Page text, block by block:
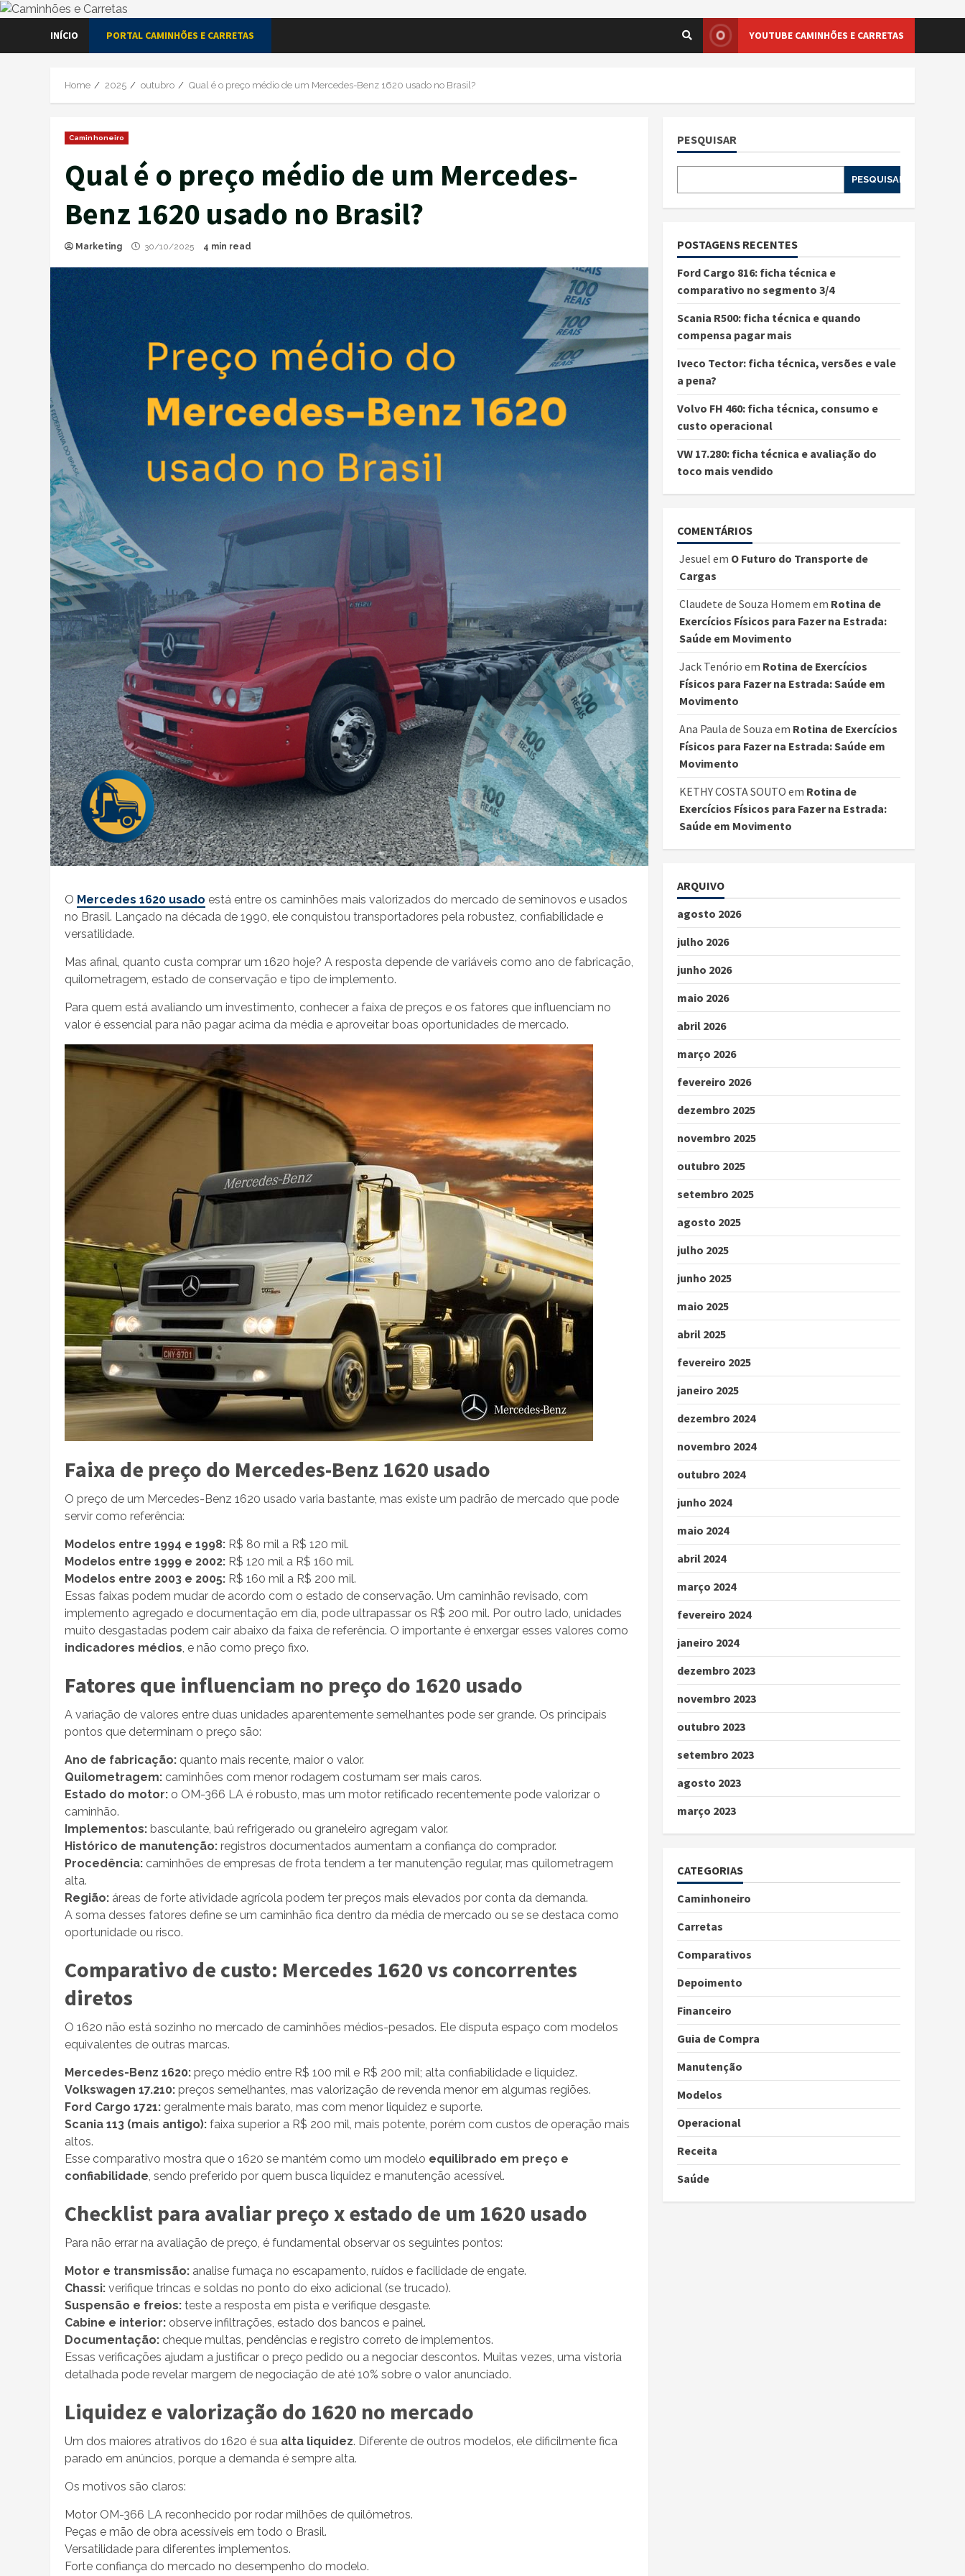
INÍCIO PORTAL CAMINHÕES E CARRETAS YOUTUBE CAMINHÕES E CARRETAS
Home 2025 outubro Qual é o preço médio de um Mercedes-Benz 1620 usado no Brasil?
Caminhoneiro
Qual é o preço médio de um Mercedes-
Benz 1620 usado no Brasil?
Marketing 30/10/2025 4 min read
O Mercedes 1620 usado está entre os caminhões mais valorizados do mercado de seminovos e usados
no Brasil. Lançado na década de 1990, ele conquistou transportadores pela robustez, confiabilidade e
versatilidade.
Mas afinal, quanto custa comprar um 1620 hoje? A resposta depende de variáveis como ano de fabricação,
quilometragem, estado de conservação e tipo de implemento.
Para quem está avaliando um investimento, conhecer a faixa de preços e os fatores que influenciam no
valor é essencial para não pagar acima da média e aproveitar boas oportunidades de mercado.
Faixa de preço do Mercedes-Benz 1620 usado
O preço de um Mercedes-Benz 1620 usado varia bastante, mas existe um padrão de mercado que pode
servir como referência:
Modelos entre 1994 e 1998: R$ 80 mil a R$ 120 mil.
Modelos entre 1999 e 2002: R$ 120 mil a R$ 160 mil.
Modelos entre 2003 e 2005: R$ 160 mil a R$ 200 mil.
Essas faixas podem mudar de acordo com o estado de conservação. Um caminhão revisado, com
implemento agregado e documentação em dia, pode ultrapassar os R$ 200 mil. Por outro lado, unidades
muito desgastadas podem cair abaixo da faixa de referência. O importante é enxergar esses valores como
indicadores médios , e não como preço fixo.
Fatores que influenciam no preço do 1620 usado
A variação de valores entre duas unidades aparentemente semelhantes pode ser grande. Os principais
pontos que determinam o preço são:
Ano de fabricação: quanto mais recente, maior o valor.
Quilometragem: caminhões com menor rodagem costumam ser mais caros.
Estado do motor: o OM-366 LA é robusto, mas um motor retificado recentemente pode valorizar o
caminhão.
Implementos: basculante, baú refrigerado ou graneleiro agregam valor.
Histórico de manutenção: registros documentados aumentam a confiança do comprador.
Procedência: caminhões de empresas de frota tendem a ter manutenção regular, mas quilometragem
alta.
Região: áreas de forte atividade agrícola podem ter preços mais elevados por conta da demanda.
A soma desses fatores define se um caminhão fica dentro da média de mercado ou se se destaca como
oportunidade ou risco.
Comparativo de custo: Mercedes 1620 vs concorrentes
diretos
O 1620 não está sozinho no mercado de caminhões médios-pesados. Ele disputa espaço com modelos
equivalentes de outras marcas.
Mercedes-Benz 1620: preço médio entre R$ 100 mil e R$ 200 mil; alta confiabilidade e liquidez.
Volkswagen 17.210: preços semelhantes, mas valorização de revenda menor em algumas regiões.
Ford Cargo 1721: geralmente mais barato, mas com menor liquidez e suporte.
Scania 113 (mais antigo): faixa superior a R$ 200 mil, mais potente, porém com custos de operação mais
altos.
Esse comparativo mostra que o 1620 se mantém como um modelo equilibrado em preço e
confiabilidade , sendo preferido por quem busca liquidez e manutenção acessível.
Checklist para avaliar preço x estado de um 1620 usado
Para não errar na avaliação de preço, é fundamental observar os seguintes pontos:
Motor e transmissão: analise fumaça no escapamento, ruídos e facilidade de engate.
Chassi: verifique trincas e soldas no ponto do eixo adicional (se trucado).
Suspensão e freios: teste a resposta em pista e verifique desgaste.
Cabine e interior: observe infiltrações, estado dos bancos e painel.
Documentação: cheque multas, pendências e registro correto de implementos.
Essas verificações ajudam a justificar o preço pedido ou a negociar descontos. Muitas vezes, uma vistoria
detalhada pode revelar margem de negociação de até 10% sobre o valor anunciado.
Liquidez e valorização do 1620 no mercado
Um dos maiores atrativos do 1620 é sua alta liquidez. Diferente de outros modelos, ele dificilmente fica
parado em anúncios, porque a demanda é sempre alta.
Os motivos são claros:
Motor OM-366 LA reconhecido por rodar milhões de quilômetros.
Peças e mão de obra acessíveis em todo o Brasil.
Versatilidade para diferentes implementos.
Forte confiança do mercado no desempenho do modelo.
PESQUISAR
PESQUISAR
POSTAGENS RECENTES
Ford Cargo 816: ficha técnica e
comparativo no segmento 3/4
Scania R500: ficha técnica e quando
compensa pagar mais
Iveco Tector: ficha técnica, versões e vale
a pena?
Volvo FH 460: ficha técnica, consumo e
custo operacional
VW 17.280: ficha técnica e avaliação do
toco mais vendido
COMENTÁRIOS
Jesuel em O Futuro do Transporte de
Cargas
Claudete de Souza Homem em Rotina de
Exercícios Físicos para Fazer na Estrada:
Saúde em Movimento
Jack Tenório em Rotina de Exercícios
Físicos para Fazer na Estrada: Saúde em
Movimento
Ana Paula de Souza em Rotina de Exercícios
Físicos para Fazer na Estrada: Saúde em
Movimento
KETHY COSTA SOUTO em Rotina de
Exercícios Físicos para Fazer na Estrada:
Saúde em Movimento
ARQUIVO
agosto 2026
julho 2026
junho 2026
maio 2026
abril 2026
março 2026
fevereiro 2026
dezembro 2025
novembro 2025
outubro 2025
setembro 2025
agosto 2025
julho 2025
junho 2025
maio 2025
abril 2025
fevereiro 2025
janeiro 2025
dezembro 2024
novembro 2024
outubro 2024
junho 2024
maio 2024
abril 2024
março 2024
fevereiro 2024
janeiro 2024
dezembro 2023
novembro 2023
outubro 2023
setembro 2023
agosto 2023
março 2023
CATEGORIAS
Caminhoneiro
Carretas
Comparativos
Depoimento
Financeiro
Guia de Compra
Manutenção
Modelos
Operacional
Receita
Saúde